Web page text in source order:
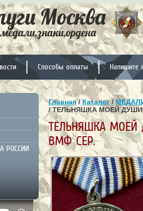
Способы оплаты Напишите
РОССИИ
Главная/ Каталог/
/ ТЕЛЬНЯШКА МОЕЙ
ТЕЛЬНЯШКА
ВМФ СЕР.